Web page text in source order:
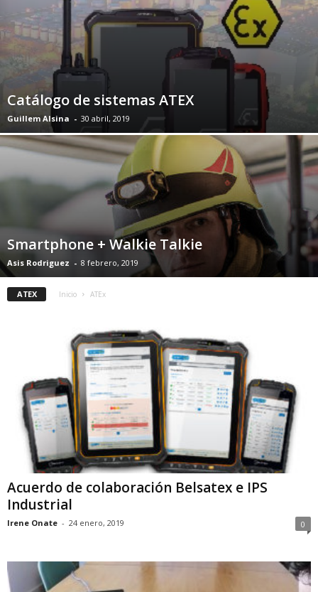
Catálogo de sistemas ATEX
Guillem Alsina - 30 abril, 2019
Smartphone + Walkie Talkie
Asis Rodriguez - 8 febrero, 2019
ATEX Inicio ATEx
Acuerdo de colaboración Belsatex e IPS
Industrial
Irene Onate - 24 enero, 2019 0